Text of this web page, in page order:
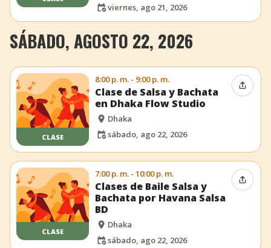
viernes, ago 21, 2026
SÁBADO, AGOSTO 22, 2026
CLASE
8:00 p. m. - 9:00 p. m.
Clase de Salsa y Bachata
en Dhaka Flow Studio
Dhaka
sábado, ago 22, 2026
CLASE
7:00 p. m. - 10:00 p. m.
Clases de Baile Salsa y
Bachata por Havana Salsa
BD
Dhaka
sábado, ago 22, 2026